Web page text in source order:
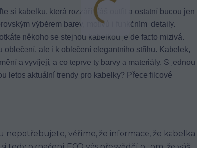
si kabelku, která rozzáří Váš outfit a ostatní budou jen
výběrem barev, motivů i funkčními detaily.
někoho se stejnou kabelkou je de facto mizivá.
oblečení, ale i k oblečení elegantního střihu. Kabelek,
a vyvíjejí, a co teprve ty barvy a materiály. S jednou
letos aktuální trendy pro kabelky? Přece filcové
věříme, že informace, že kabelka